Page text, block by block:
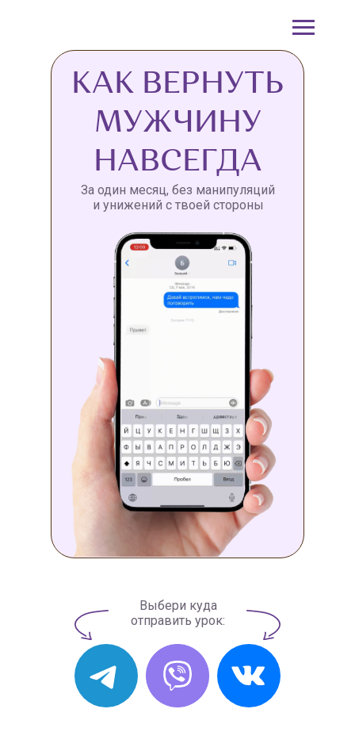
КАК ВЕРНУТЬ
МУЖЧИНУ
НАВСЕГДА
За один месяц, без манипуляций
и унижений с твоей стороны
Выбери куда
отправить урок: